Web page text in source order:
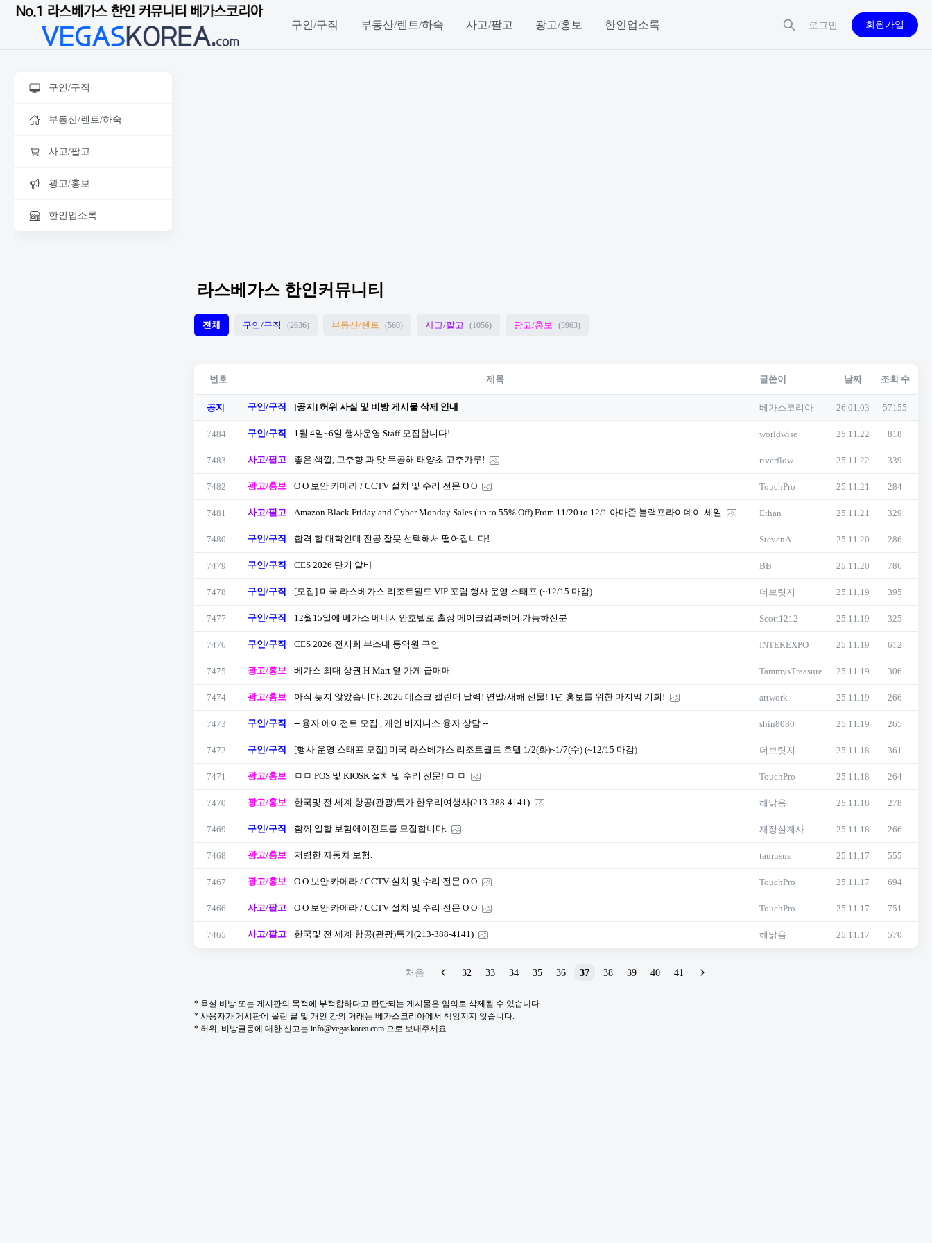
구인/구직 부동산/렌트/하숙 사고/팔고 광고/홍보 한인업소록 로그인 회원가입
구인/구직
부동산/렌트/하숙
사고/팔고
광고/홍보
한인업소록
라스베가스 한인커뮤니티
전체 구인/구직 (2636) 부동산/렌트 (560) 사고/팔고 (1056) 광고/홍보 (3963)
번호 제목 글쓴이 날짜 조회 수
공지 구인/구직 [공지] 허위 사실 및 비방 게시물 삭제 안내 베가스코리아 26.01.03 57155
7484 구인/구직 1월 4일~6일 행사운영 Staff 모집합니다! worldwise 25.11.22 818
7483 사고/팔고 좋은 색깔, 고추향 과 맛 무공해 태양초 고추가루! riverflow 25.11.22 339
7482 광고/홍보 O O 보안 카메라 / CCTV 설치 및 수리 전문 O O TouchPro 25.11.21 284
7481 사고/팔고 Amazon Black Friday and Cyber Monday Sales (up to 55% Off) From 11/20 to 12/1 아마존 블랙프라이데이 세일 Ethan 25.11.21 329
7480 구인/구직 합격 할 대학인데 전공 잘못 선택해서 떨어집니다! StevenA 25.11.20 286
7479 구인/구직 CES 2026 단기 알바 BB 25.11.20 786
7478 구인/구직 [모집] 미국 라스베가스 리조트월드 VIP 포럼 행사 운영 스태프 (~12/15 마감) 더브릿지 25.11.19 395
7477 구인/구직 12월15일에 베가스 베네시안호텔로 출장 메이크업과헤어 가능하신분 Scott1212 25.11.19 325
7476 구인/구직 CES 2026 전시회 부스내 통역원 구인 INTEREXPO 25.11.19 612
7475 광고/홍보 베가스 최대 상권 H-Mart 옆 가게 급매매 TammysTreasure 25.11.19 306
7474 광고/홍보 아직 늦지 않았습니다. 2026 데스크 캘린더 달력! 연말/새해 선물! 1년 홍보를 위한 마지막 기회! artwork 25.11.19 266
7473 구인/구직 -- 융자 에이전트 모집 , 개인 비지니스 융자 상담 -- shin8080 25.11.19 265
7472 구인/구직 [행사 운영 스태프 모집] 미국 라스베가스 리조트월드 호텔 1/2(화)~1/7(수) (~12/15 마감) 더브릿지 25.11.18 361
7471 광고/홍보 ㅁㅁ POS 및 KIOSK 설치 및 수리 전문! ㅁ ㅁ TouchPro 25.11.18 264
7470 광고/홍보 한국및 전 세계 항공(관광)특가 한우리여행사(213-388-4141) 해맑음 25.11.18 278
7469 구인/구직 함께 일할 보험에이전트를 모집합니다. 재정설계사 25.11.18 266
7468 광고/홍보 저렴한 자동차 보험. taurusus 25.11.17 555
7467 광고/홍보 O O 보안 카메라 / CCTV 설치 및 수리 전문 O O TouchPro 25.11.17 694
7466 사고/팔고 O O 보안 카메라 / CCTV 설치 및 수리 전문 O O TouchPro 25.11.17 751
7465 사고/팔고 한국및 전 세계 항공(관광)특가(213-388-4141) 해맑음 25.11.17 570
처음 32 33 34 35 36 37 38 39 40 41
* 욕설 비방 또는 게시판의 목적에 부적합하다고 판단되는 게시물은 임의로 삭제될 수 있습니다.
* 사용자가 게시판에 올린 글 및 개인 간의 거래는 베가스코리아에서 책임지지 않습니다.
* 허위, 비방글등에 대한 신고는 info@vegaskorea.com 으로 보내주세요